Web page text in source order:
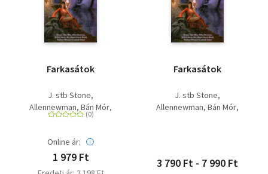
Farkasátok
J. stb Stone
Allennewman Bán Mór
Everigel Sorenward
Online ár:
1 979 Ft
Farkasátok
J. stb Stone
Allennewman Bán Mór
3 790 Ft - 7 990 Ft